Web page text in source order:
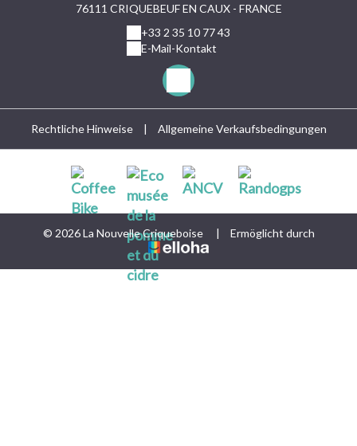
76111 CRIQUEBEUF EN CAUX - FRANCE
+33 2 35 10 77 43
E-Mail-Kontakt
Rechtliche Hinweise | Allgemeine Verkaufsbedingungen
© 2026 La Nouvelle Criqueboise | Ermöglicht durch